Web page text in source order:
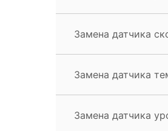
Замена датчика
Замена датчика
Замена датчика